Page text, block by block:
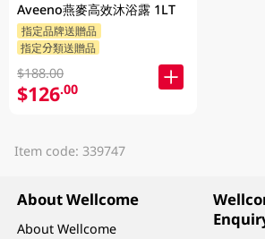
Aveeno燕麥高效沐浴露 1LT
指定品牌送贈品
指定分類送贈品
$188.00
$126.00
Item code: 339747
About Wellcome
About Wellcome